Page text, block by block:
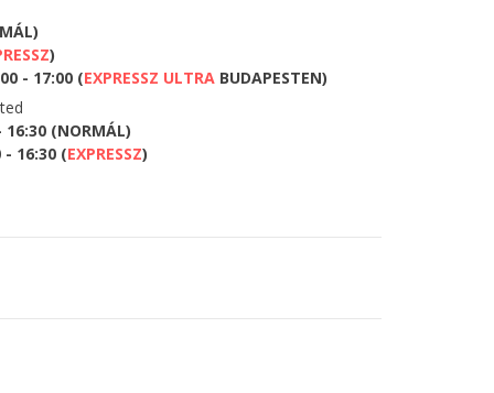
)
- 17:00 (EXPRESSZ ULTRA BUDAPESTEN)
16:30 (NORMÁL)
- 16:30 (EXPRESSZ)